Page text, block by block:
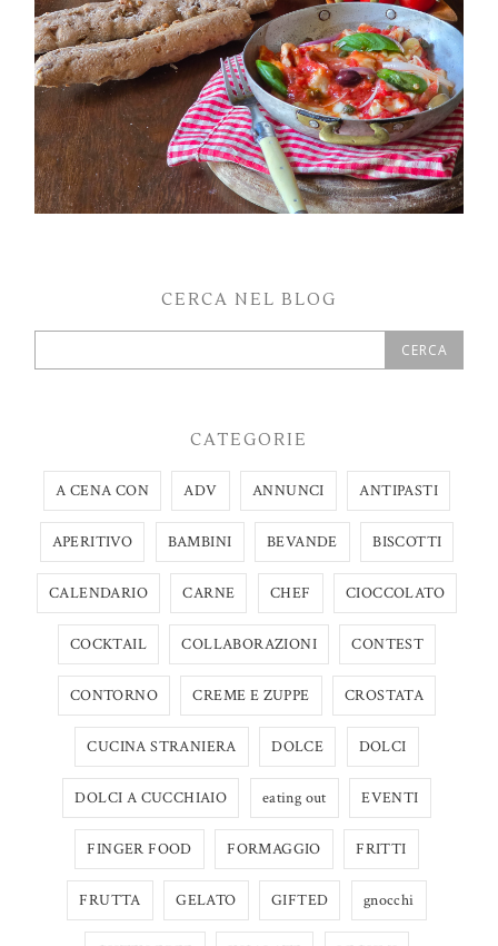
CERCA NEL BLOG
CATEGORIE
A CENA CON ADV ANNUNCI ANTIPASTI
APERITIVO BAMBINI BEVANDE BISCOTTI
CALENDARIO CARNE CHEF CIOCCOLATO
COCKTAIL COLLABORAZIONI CONTEST
CONTORNO CREME E ZUPPE CROSTATA
CUCINA STRANIERA DOLCE DOLCI
DOLCI A CUCCHIAIO eating out EVENTI
FINGER FOOD FORMAGGIO FRITTI
FRUTTA GELATO GIFTED gnocchi